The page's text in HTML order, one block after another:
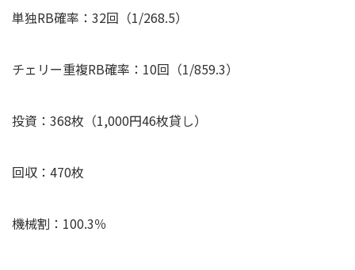
単独RB確率：32回（1/268.5）
チェリー重複RB確率：10回（1/859.3）
投資：368枚（1,000円46枚貸し）
回収： 470枚
機械割：100.3％